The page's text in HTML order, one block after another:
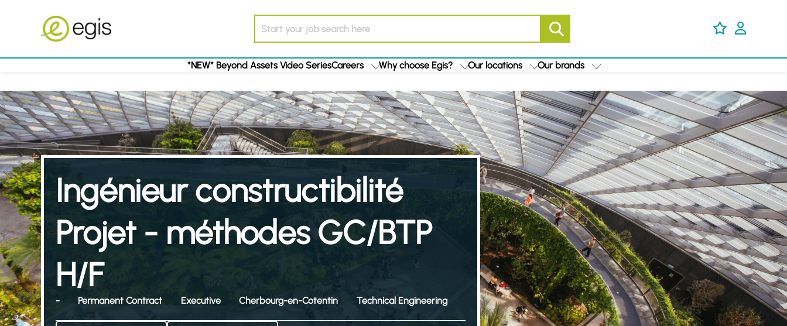
*NEW* Beyond Assets Video SeriesCareers Why choose Egis? Our locations Our brands
Ingénieur constructibilité
Projet - méthodes GC/BTP
H/F
- Permanent Contract Executive Cherbourg-en-Cotentin Technical Engineering